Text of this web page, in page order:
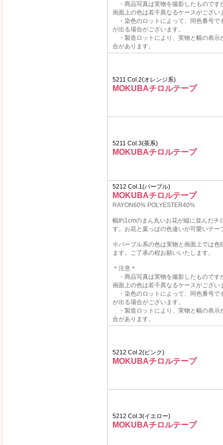
・商品写真は実物を撮影したものです
画面上の色は若干異なるケースがござい
・染色のロットによって、同色番号で
が出る場合がございます。
・製造ロットにより、実物と幅の表示
合があります。
5211 Col.2(オレンジ系)
MOKUBAチロルテープ
5211 Col.3(茶系)
MOKUBAチロルテープ
5212 Col.1(パープル)
MOKUBAチロルテープ
RAYON60% POLYESTER40%
幅約1cmのまん丸いお花が縦に並んだチ
す。お花と葉っぱの色違いが可愛いテー
※パープル系の色は実物と画面上では色
ます。ご了承の程お願いいたします。
＊注意＊
・商品写真は実物を撮影したものです
画面上の色は若干異なるケースがござい
・染色のロットによって、同色番号で
が出る場合がございます。
・製造ロットにより、実物と幅の表示
合があります。
5212 Col.2(ピンク)
MOKUBAチロルテープ
5212 Col.3(イエロー)
MOKUBAチロルテープ